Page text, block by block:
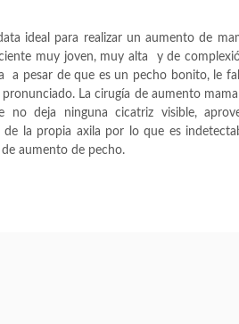
ideal para realizar un aumento de
muy joven, muy alta y de
a pesar de que es un pecho bonito, le
La cirugía de aumento
no deja ninguna cicatriz visible,
de la propia axila por lo que es
aumento de pecho.